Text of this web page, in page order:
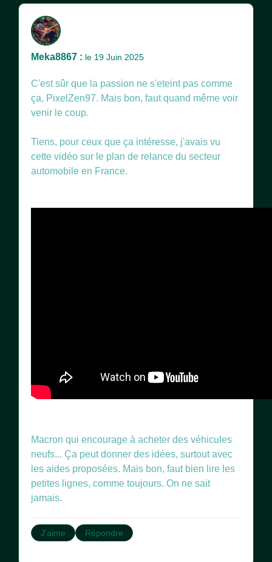
Meka8867 : le 19 Juin 2025
C'est sûr que la passion ne s'eteint pas comme
ça, PixelZen97. Mais bon, faut quand même voir
venir le coup.
Tiens, pour ceux que ça intéresse, j'avais vu
cette vidéo sur le plan de relance du secteur
automobile en France.
Macron qui encourage à acheter des véhicules
neufs... Ça peut donner des idées, surtout avec
les aides proposées. Mais bon, faut bien lire les
petites lignes, comme toujours. On ne sait
jamais.
J'aime Répondre